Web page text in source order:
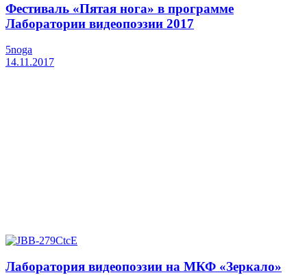
Фестиваль «Пятая нога» в программе
Лаборатории видеопоэзии 2017
5noga
14.11.2017
Лаборатория видеопоэзии на МКФ «Зеркало»